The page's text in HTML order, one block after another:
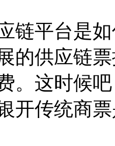
平台是如
的供应链
。这时候
开传统商